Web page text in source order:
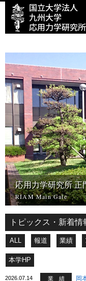
応用力学研究所 正
RIAM Main Gate
トピックス・新着情